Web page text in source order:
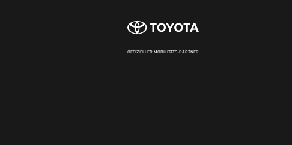
OFFIZIELLER MOBILITÄTS-PARTNER